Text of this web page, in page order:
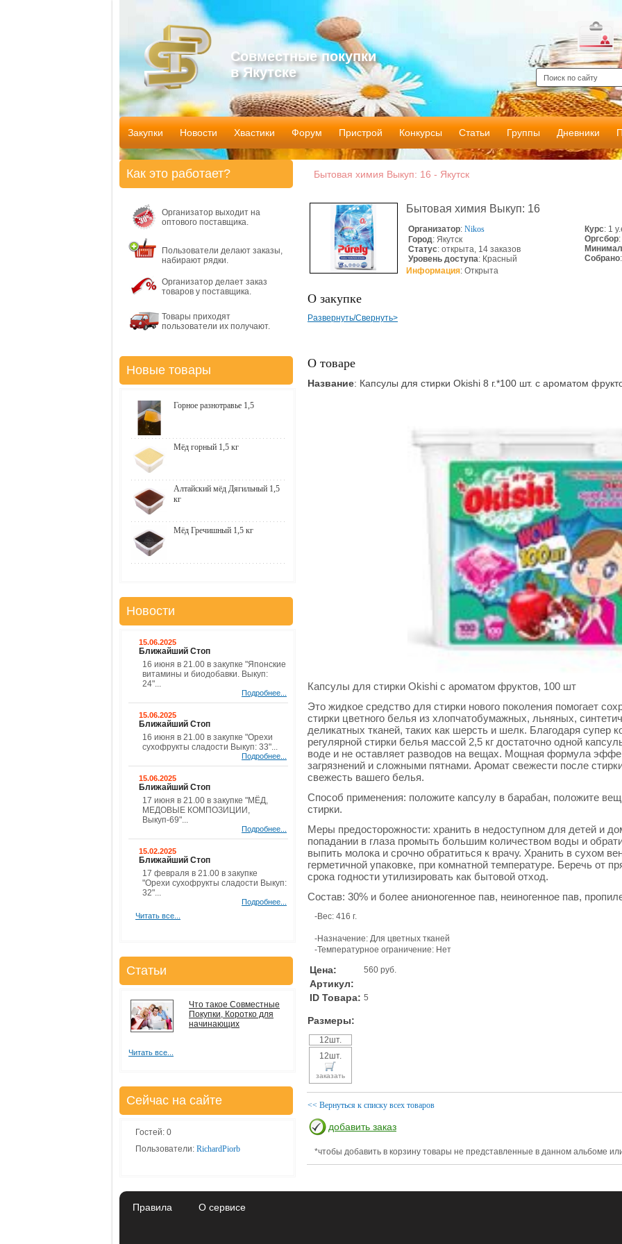
Совместные покупки
в Якутске
Закупки Новости Хвастики Форум Пристрой Конкурсы Статьи Группы Дневники
Бытовая химия Выкуп: 16 - Якутск
Бытовая химия Выкуп: 16
Организатор: Nikos
Город: Якутск
Статус: открыта, 14 заказов
Уровень доступа: Красный
Курс: 1
Оргсбор
Собрано
Информация: Открыта
О закупке
Развернуть/Свернуть>
О товаре
Название: Капсулы для стирки Okishi 8 г.*100 шт. с ароматом
Капсулы для стирки Okishi с ароматом фруктов, 100 шт
Это жидкое средство для стирки нового поколения помогает
стирки цветного белья из хлопчатобумажных, льняных,
деликатных тканей, таких как шерсть и шелк. Благодаря супер
регулярной стирки белья массой 2,5 кг достаточно одной
воде и не оставляет разводов на вещах. Мощная формула
загрязнений и сложными пятнами. Аромат свежести после
свежесть вашего белья.
Способ применения: положите капсулу в барабан, положите
стирки.
Меры предосторожности: хранить в недоступном для детей и
попадании в глаза промыть большим количеством воды и
выпить молока и срочно обратиться к врачу. Хранить в сухом
герметичной упаковке, при комнатной температуре. Беречь от
срока годности утилизировать как бытовой отход.
Состав: 30% и более анионогенное пав, неиногенное пав,
-Вес: 416 г.
-Назначение: Для цветных тканей
-Температурное ограничение: Нет
Цена: 560 руб.
Артикул:
ID Товара: 5
Размеры:
12шт.
12шт.
заказать
<< Вернуться к списку всех товаров
добавить заказ
*чтобы добавить в корзину товары не представленные в данном альбоме
Как это работает?
Организатор выходит на
оптового поставщика.
Пользователи делают заказы,
набирают рядки.
Организатор делает заказ
товаров у поставщика.
Товары приходят
пользователи их получают.
Новые товары
Горное разнотравье 1,5
Мёд горный 1,5 кг
Алтайский мёд Дягильный 1,5
кг
Мёд Гречишный 1,5 кг
Новости
15.06.2025
Ближайший Стоп
16 июня в 21.00 в закупке "Японские
витамины и биодобавки. Выкуп:
24"...
Подробнее...
15.06.2025
Ближайший Стоп
16 июня в 21.00 в закупке "Орехи
сухофрукты сладости Выкуп: 33"...
Подробнее...
15.06.2025
Ближайший Стоп
17 июня в 21.00 в закупке "МЁД,
МЕДОВЫЕ КОМПОЗИЦИИ,
Выкуп-69"...
Подробнее...
15.02.2025
Ближайший Стоп
17 февраля в 21.00 в закупке
"Орехи сухофрукты сладости Выкуп:
32"...
Подробнее...
Читать все...
Статьи
Что такое Совместные
Покупки, Коротко для
начинающих
Читать все...
Сейчас на сайте
Гостей: 0
Пользователи: RichardPiorb
Правила О сервисе